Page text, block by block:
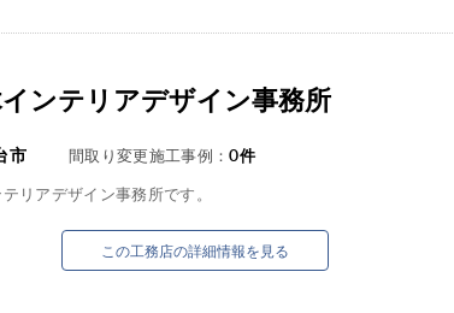
ンテリアデザイン事務所
市 間取り変更施工事例：0件
リアデザイン事務所です。
この工務店の詳細情報を見る